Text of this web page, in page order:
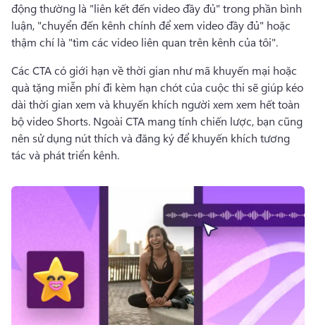
động thường là "liên kết đến video đầy đủ" trong phần bình
luận, "chuyển đến kênh chính để xem video đầy đủ" hoặc
thậm chí là "tìm các video liên quan trên kênh của tôi".
Các CTA có giới hạn về thời gian như mã khuyến mại hoặc
quà tặng miễn phí đi kèm hạn chót của cuộc thi sẽ giúp kéo
dài thời gian xem và khuyến khích người xem xem hết toàn
bộ video Shorts. Ngoài CTA mang tính chiến lược, bạn cũng
nên sử dụng nút thích và đăng ký để khuyến khích tương
tác và phát triển kênh.